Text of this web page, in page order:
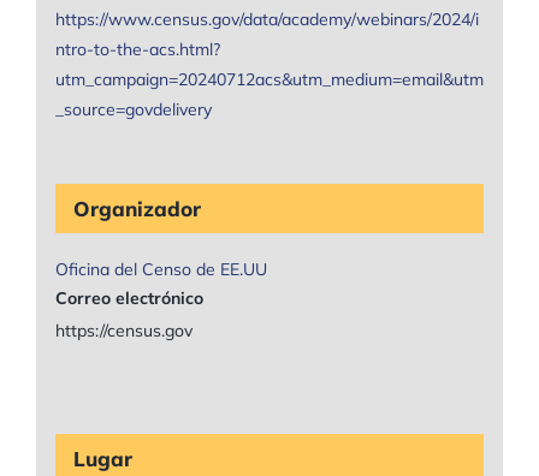
https://www.census.gov/data/academy/webinars/2024/i
ntro-to-the-acs.html?
utm_campaign=20240712acs&utm_medium=email&utm
_source=govdelivery
Organizador
Oficina del Censo de EE.UU
Correo electrónico
https://census.gov
Lugar